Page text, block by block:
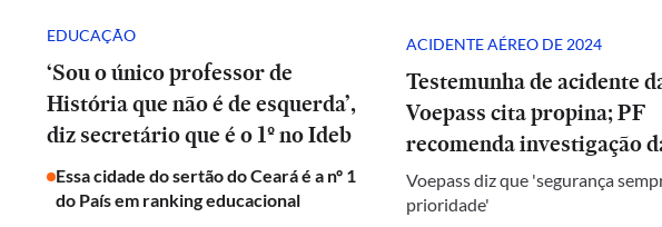
EDUCAÇÃO
‘Sou o único professor de
História que não é de esquerda’,
diz secretário que é o 1º no Ideb
Essa cidade do sertão do Ceará é a nº 1
do País em ranking educacional
ACIDENTE AÉREO DE 2024
Testemunha de acidente
Voepass cita propina; PF
recomenda investigação
Voepass diz que 'segurança
prioridade'